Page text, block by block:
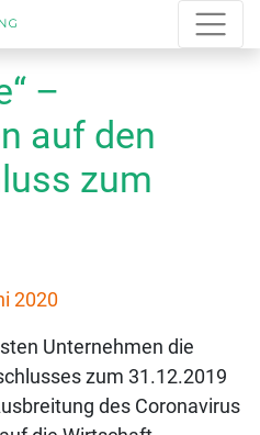
–
auf den
zum
2020
Unternehmen die
zum 31.12.2019
des Coronavirus